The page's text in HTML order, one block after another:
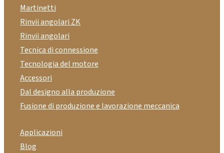
Martinetti
Rinvii angolari ZK
Rinvii angolari
Tecnica di connessione
Tecnologia del motore
Accessori
Dal designo alla produzione
Fusione di produzione e lavorazione meccanica
Applicazioni
Blog